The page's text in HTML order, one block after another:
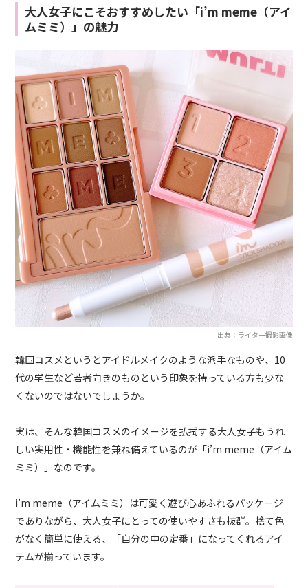
大人女子にこそおすすめしたい「i’m meme（アイ
ムミミ）」の魅力
出典：ライター撮影画像
韓国コスメというとアイドルメイクのような派手なものや、10
代の学生など若者向きのものという印象を持っている方も少な
くないのではないでしょうか。
実は、そんな韓国コスメのイメージを払拭する大人女子もうれ
しい実用性・機能性を兼ね備えているのが「i’m meme（アイム
ミミ）」なのです。
i’m meme（アイムミミ）は可愛く遊び心あふれるパッケージ
でありながら、大人女子にとっての使いやすさも抜群。捨て色
がなく簡単に使える、「自分の中の定番」になってくれるアイ
テムが揃っています。